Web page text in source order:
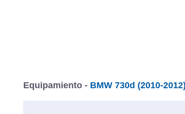
Equipamiento - BMW 730d (2010-2012)